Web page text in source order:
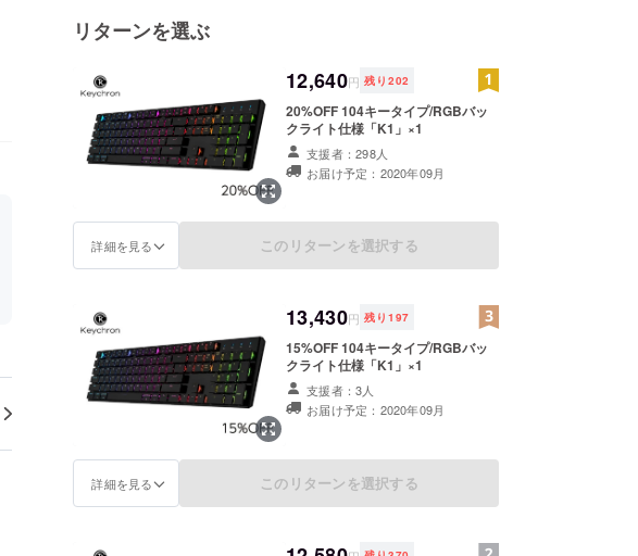
リターンを選ぶ
12,640円 残り 202
20%OFF 104キータイプ/RGBバッ
クライト仕様「K1」×1
支援者：298人
お届け予定：2020年09月
詳細を見る このリターンを選択する
13,430円 残り 197
15%OFF 104キータイプ/RGBバッ
クライト仕様「K1」×1
支援者：3人
お届け予定：2020年09月
詳細を見る このリターンを選択する